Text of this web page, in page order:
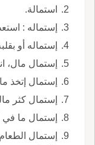
استمالة.
إستماله :
إستماله أو
إستمال مال،
إستمال إتخذ
إستمال كثر
إستمال ما في
إستمال